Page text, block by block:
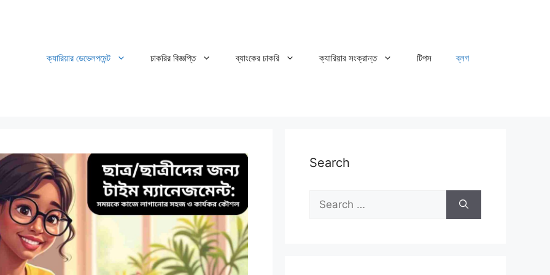
ক্যারিয়ার ডেভেলপমেন্ট চাকরির বিজ্ঞপ্তি ব্যাংকের চাকরি ক্যারিয়ার সংক্রান্ত টিপস ব্লগ
Search
Search
for: